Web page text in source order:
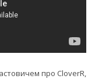
про CloverR,